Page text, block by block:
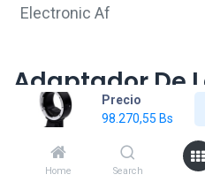
Precio
98.270,55 Bs
Home Search
Electronic Af
Adaptador De
Commlite
Electronic Af